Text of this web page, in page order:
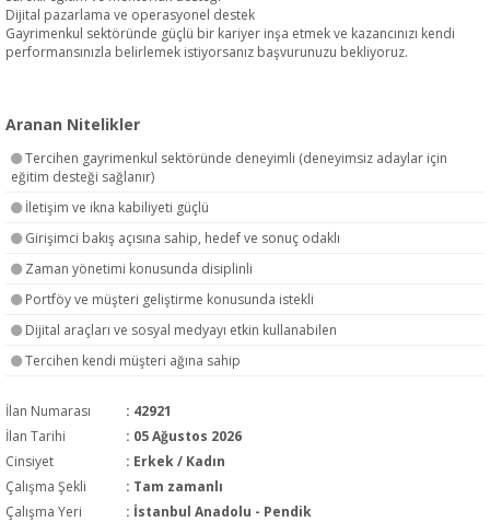
Dijital pazarlama ve operasyonel destek
Gayrimenkul sektöründe güçlü bir kariyer inşa etmek ve kazancınızı kendi
performansınızla belirlemek istiyorsanız başvurunuzu bekliyoruz.
Aranan Nitelikler
Tercihen gayrimenkul sektöründe deneyimli (deneyimsiz adaylar için
eğitim desteği sağlanır)
İletişim ve ikna kabiliyeti güçlü
Girişimci bakış açısına sahip, hedef ve sonuç odaklı
Zaman yönetimi konusunda disiplinli
Portföy ve müşteri geliştirme konusunda istekli
Dijital araçları ve sosyal medyayı etkin kullanabilen
Tercihen kendi müşteri ağına sahip
İlan Numarası
: 42921
İlan Tarihi
: 05 Ağustos 2026
Cinsiyet
: Erkek / Kadın
Çalışma Şekli
: Tam zamanlı
Çalışma Yeri
: İstanbul Anadolu - Pendik